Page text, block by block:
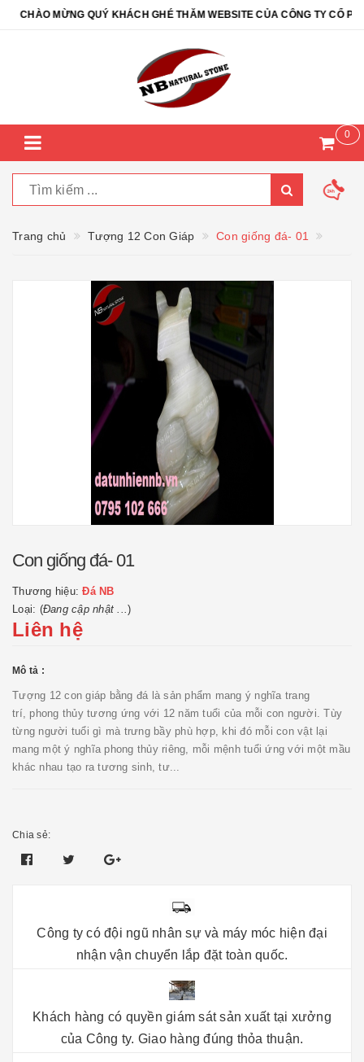
CHÀO MỪNG QUÝ KHÁCH GHÉ THĂM WEBSITE CỦA CÔNG TY CỔ
0
Trang chủ Tượng 12 Con Giáp Con giống đá- 01
Con giống đá- 01
Thương hiệu:Đá NB
Loại: (Đang cập nhật ...)
Liên hệ
Mô tả :
Tượng 12 con giáp bằng đá là sản phẩm mang ý nghĩa trang
trí, phong thủy tương ứng với 12 năm tuổi của mỗi con người. Tùy
từng người tuổi gì mà trưng bầy phù hợp, khi đó mỗi con vật lại
mang một ý nghĩa phong thủy riêng, mỗi mệnh tuổi ứng với một mầu
khác nhau tạo ra tương sinh, tư...
Chia sẻ:
Công ty có đội ngũ nhân sự và máy móc hiện đại
nhận vận chuyển lắp đặt toàn quốc.
Khách hàng có quyền giám sát sản xuất tại xưởng
của Công ty. Giao hàng đúng thỏa thuận.